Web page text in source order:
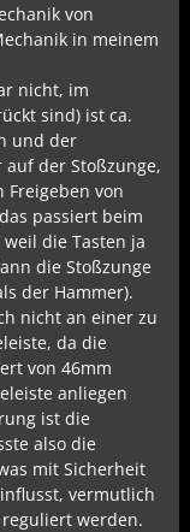
von
in meinem
nicht, im
sind) ist ca.
und der
der Stoßzunge,
Freigeben von
passiert beim
die Tasten ja
die Stoßzunge
der Hammer).
nicht an einer zu
da die
von 46mm
anliegen
ist die
also die
mit Sicherheit
vermutlich
werden.